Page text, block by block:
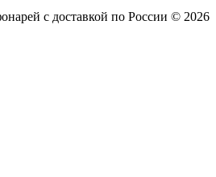
с доставкой по России © 2026